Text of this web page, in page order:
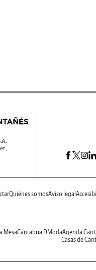
,
Quiénes somosAviso legal
MesaCantabria DModaAgenda
Casas de